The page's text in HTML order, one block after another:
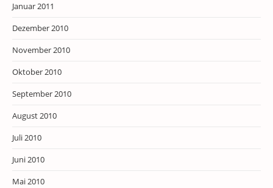
Januar 2011
Dezember 2010
November 2010
Oktober 2010
September 2010
August 2010
Juli 2010
Juni 2010
Mai 2010